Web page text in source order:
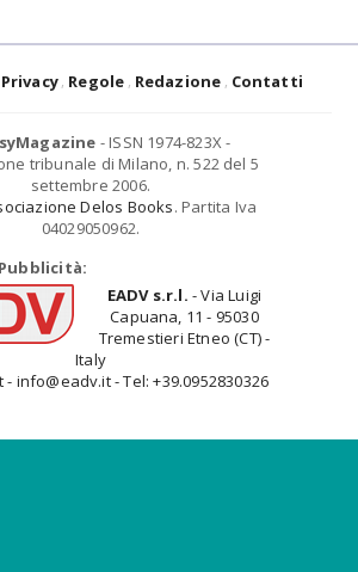
Privacy Regole Redazione Contatti
- ISSN 1974-823X -
tribunale di Milano, n. 522 del 5
settembre 2006.
Delos Books. Partita Iva
04029050962.
Pubblicità:
EADV s.r.l. - Via Luigi
Capuana, 11 - 95030
Tremestieri Etneo (CT) -
Italy
info@eadv.it - Tel: +39.0952830326